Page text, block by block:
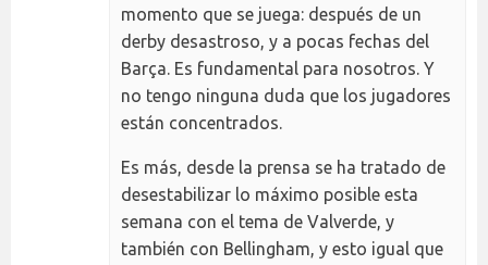
momento que se juega: después de un
derby desastroso, y a pocas fechas del
Barça. Es fundamental para nosotros. Y
no tengo ninguna duda que los jugadores
están concentrados.
Es más, desde la prensa se ha tratado de
desestabilizar lo máximo posible esta
semana con el tema de Valverde, y
también con Bellingham, y esto igual que